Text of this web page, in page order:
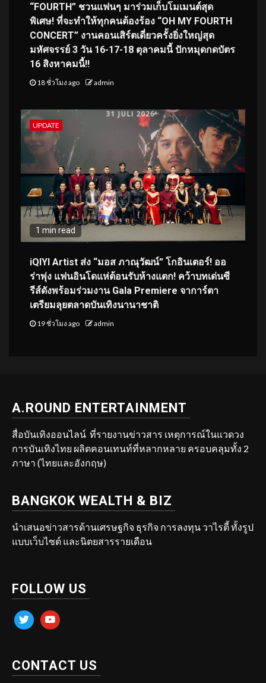
“FOURTH” ชวนแฟนๆ มาร่วมเก็บโมเมนต์สุด
พิเศษ! ที่จะทำให้ทุกคนต้องร้อง “OH MY FOURTH
CONCERT” งานคอนเสิร์ตเดี่ยวครั้งยิ่งใหญ่สุด
มหัศจรรย์ 3 วัน 16-17-18 ตุลาคมนี้ ปักหมุดกดบัตร
16 สิงหาคมนี้!!
18 ชั่วโมง ago admin
UPDATE
1 min read
iQIYI Artist ส่ง “มอส ภาณุวัฒน์” โกอินเตอร์! ออ
ร่าพุ่ง แฟนอินโดแห่ต้อนรับห้างแตก! คว้าบทเด่นซี
รีส์ดังพร้อมร่วมงาน Gala Premiere จาการ์ตา
เตรียมลุยตลาดบันเทิงนานาชาติ
19 ชั่วโมง ago admin
A.ROUND ENTERTAINMENT
สื่อบันเทิงออนไลน์ ที่รายงานข่าวสาร เหตุการณ์ในแวดวง
การบันเทิงไทย ผลิตคอนเทนท์ที่หลากหลาย ครอบคลุมทั้ง 2
ภาษา (ไทยและอังกฤษ)
BANGKOK WEALTH & BIZ
นำเสนอข่าวสารด้านเศรษฐกิจ ธุรกิจ การลงทุน วาไรตี้ ทั้งรูป
แบบเว็บไซต์ และนิตยสารรายเดือน
FOLLOW US
twitter youtube
CONTACT US